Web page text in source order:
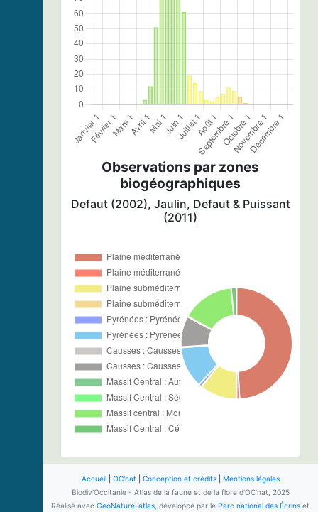
Observations par zones
biogéographiques
Defaut (2002), Jaulin, Defaut & Puissant
(2011)
Accueil| OC'nat| Conception et crédits| Mentions légales
Biodiv'Occitanie - Atlas de la faune et de la flore d'OC'nat, 2025
Réalisé avec GeoNature-atlas , développé par le Parc national des Écrins et